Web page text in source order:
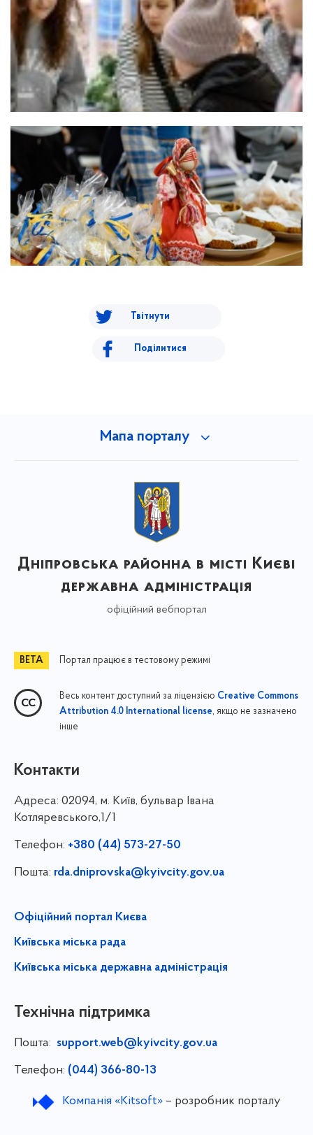
Твітнути
Поділитися
Мапа порталу
Дніпровська районна в місті Києві
державна адміністрація
офіційний вебпортал
Портал працює в тестовому режимі
Весь контент доступний за ліцензією Creative Commons
Attribution 4.0 International license, якщо не зазначено
інше
Контакти
Адреса: 02094, м. Київ, бульвар Івана
Котляревського,1/1
Телефон: +380 (44) 573-27-50
Пошта: rda.dniprovska@kyivcity.gov.ua
Офіційний портал Києва
Київська міська рада
Київська міська державна адміністрація
Технічна підтримка
Пошта: support.web@kyivcity.gov.ua
Телефон: (044) 366-80-13
Компанія «Kitsoft»– розробник порталу